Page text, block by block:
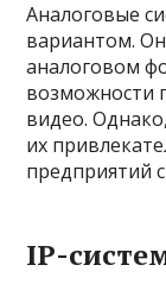
Аналоговые
вариантом.
аналоговом
возможности
видео.
их
предприятий
IP-